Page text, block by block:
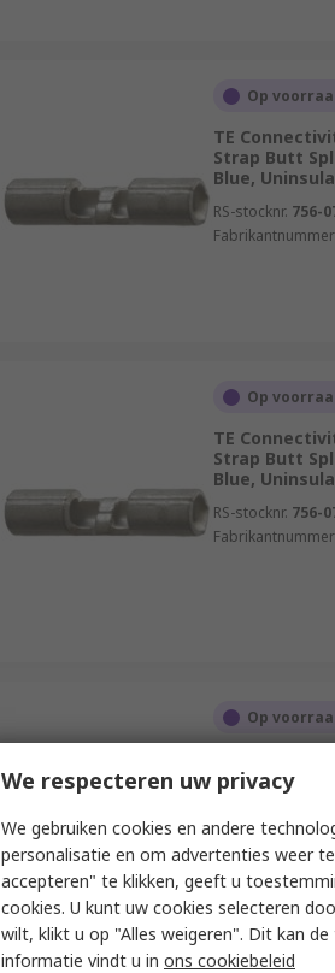
Op
TE
Strap Butt
Blue,
RS-stocknr. 756-
Fabrikantnummer
Op
TE
Strap Butt
Blue,
RS-stocknr. 756-
Fabrikantnummer
Op
Wire Splice
Uninsulated,
RS-stocknr.161-
Fabrikantnummer
We respecteren uw privacy
We gebruiken cookies en andere
personalisatie en om advertenties weer
accepteren" te klikken, geeft u
cookies. U kunt uw cookies selecteren
wilt, klikt u op "Alles weigeren". Dit kan
informatie vindt u in ons cookiebeleid